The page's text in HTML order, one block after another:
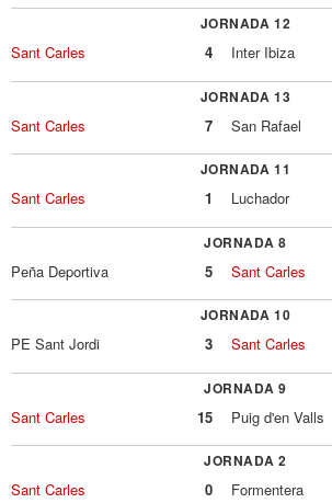
JORNADA 12
Sant Carles 4 Inter Ibiza
JORNADA 13
Sant Carles 7 San Rafael
JORNADA 11
Sant Carles 1 Luchador
JORNADA 8
Peña Deportiva 5 Sant Carles
JORNADA 10
PE Sant Jordi 3 Sant Carles
JORNADA 9
Sant Carles 15 Puig d'en Valls
JORNADA 2
Sant Carles 0 Formentera